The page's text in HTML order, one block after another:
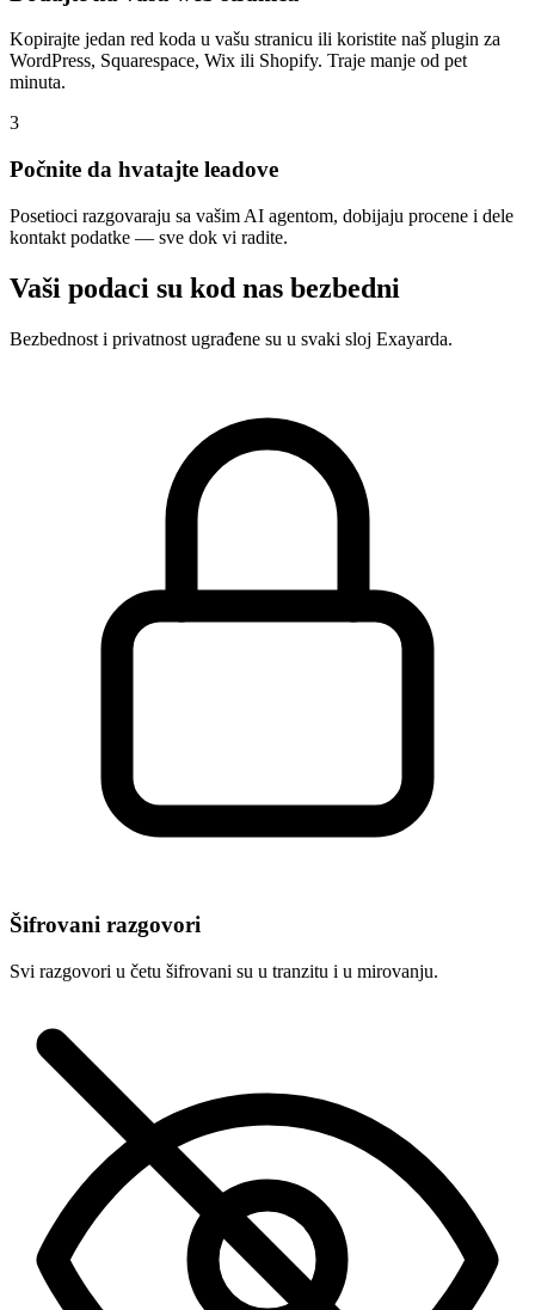
Kopirajte jedan red koda u vašu stranicu ili koristite naš plugin za
WordPress, Squarespace, Wix ili Shopify. Traje manje od pet
minuta.
3
Počnite da hvatajte leadove
Posetioci razgovaraju sa vašim AI agentom, dobijaju procene i dele
kontakt podatke — sve dok vi radite.
Vaši podaci su kod nas bezbedni
Bezbednost i privatnost ugrađene su u svaki sloj Exayarda.
Šifrovani razgovori
Svi razgovori u četu šifrovani su u tranzitu i u mirovanju.